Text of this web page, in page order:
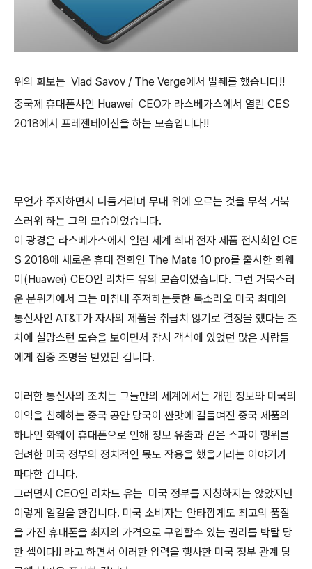
위의 화보는 Vlad Savov / The Verge에서 발췌를 했습니다!!
중국제 휴대폰사인 Huawei CEO가 라스베가스에서 열린 CES
2018에서 프레젠테이션을 하는 모습입니다!!
무언가 주저하면서 더듬거리며 무대 위에 오르는 것을 무척 거북
스러워 하는 그의 모습이었습니다.
이 광경은 라스베가스에서 열린 세계 최대 전자 제품 전시회인 CE
S 2018에 새로운 휴대 전화인 The Mate 10 pro를 출시한 화웨
이(Huawei) CEO인 리차드 유의 모습이었습니다. 그런 거북스러
운 분위기에서 그는 마침내 주저하는듯한 목소리오 미국 최대의
통신사인 AT&T가 자사의 제품을 취급치 않기로 결정을 했다는 조
차에 실망스런 모습을 보이면서 잠시 객석에 있었던 많은 사람들
에게 집중 조명을 받았던 겁니다.
이러한 통신사의 조치는 그들만의 세계에서는 개인 정보와 미국의
이익을 침해하는 중국 공안 당국이 싼맛에 길들여진 중국 제품의
하나인 화웨이 휴대폰으로 인해 정보 유출과 같은 스파이 행위를
염려한 미국 정부의 정치적인 몫도 작용을 했을거라는 이야기가
파다한 겁니다.
그러면서 CEO인 리차드 유는 미국 정부를 지칭하지는 않았지만
이렇게 일갈을 한겁니다. 미국 소비자는 안타깝게도 최고의 품질
을 가진 휴대폰을 최저의 가격으로 구입할수 있는 권리를 박탈 당
한 셈이다!! 라고 하면서 이러한 압력을 행사한 미국 정부 관계 당